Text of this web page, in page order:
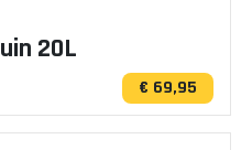
20L
€ 69,95